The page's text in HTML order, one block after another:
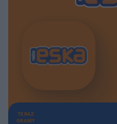
TERAZ
GRAMY